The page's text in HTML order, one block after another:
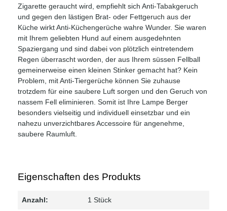
Zigarette geraucht wird, empfiehlt sich Anti-Tabakgeruch
und gegen den lästigen Brat- oder Fettgeruch aus der
Küche wirkt Anti-Küchengerüche wahre Wunder. Sie waren
mit Ihrem geliebten Hund auf einem ausgedehnten
Spaziergang und sind dabei von plötzlich eintretendem
Regen überrascht worden, der aus Ihrem süssen Fellball
gemeinerweise einen kleinen Stinker gemacht hat? Kein
Problem, mit Anti-Tiergerüche können Sie zuhause
trotzdem für eine saubere Luft sorgen und den Geruch von
nassem Fell eliminieren. Somit ist Ihre Lampe Berger
besonders vielseitig und individuell einsetzbar und ein
nahezu unverzichtbares Accessoire für angenehme,
saubere Raumluft.
Eigenschaften des Produkts
Anzahl: 1 Stück